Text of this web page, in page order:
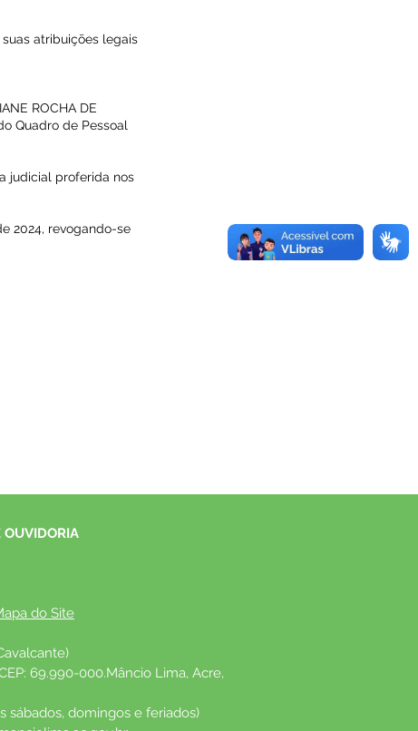
suas atribuições legais
ROCHA DE
Quadro de Pessoal
judicial proferida nos
2024, revogando-se
OUVIDORIA
do Site
69.990-000.Mâncio Lima, Acre,
sábados, domingos e feriados)